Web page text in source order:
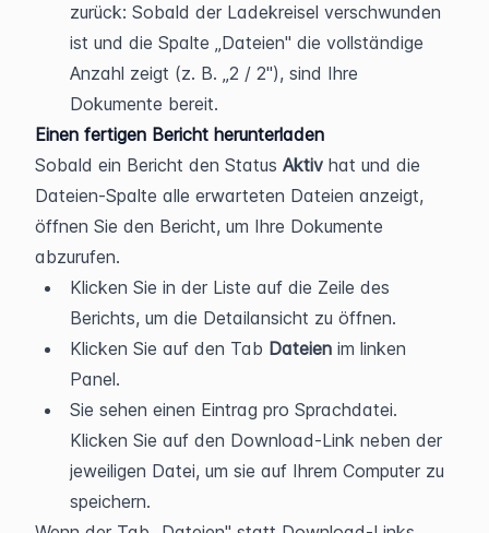
zurück: Sobald der Ladekreisel verschwunden
ist und die Spalte „Dateien" die vollständige
Anzahl zeigt (z. B. „2 / 2"), sind Ihre
Dokumente bereit.
Einen fertigen Bericht herunterladen
Sobald ein Bericht den Status Aktiv hat und die
Dateien-Spalte alle erwarteten Dateien anzeigt,
öffnen Sie den Bericht, um Ihre Dokumente
abzurufen.
Klicken Sie in der Liste auf die Zeile des
Berichts, um die Detailansicht zu öffnen.
Klicken Sie auf den Tab Dateien im linken
Panel.
Sie sehen einen Eintrag pro Sprachdatei.
Klicken Sie auf den Download-Link neben der
jeweiligen Datei, um sie auf Ihrem Computer zu
speichern.